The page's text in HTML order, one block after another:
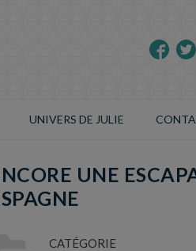
UNIVERS DE JULIE
UNE
CATÉGORIE